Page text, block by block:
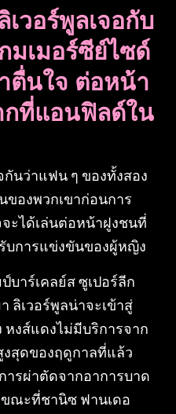
วอร์พูลเจอกับ
มเมอร์ซีย์ไซด์
ตื่นใจ ต่อหน้า
ที่แอนฟิลด์ใน
กันว่าแฟน ๆ ของทั้งสอง
องพวกเขาก่อนการ
ะได้เล่นต่อหน้าฝูงชนที่
บการแข่งขันของผู้หญิง
บาร์เคลย์ส ซูเปอร์ลีก
ลิเวอร์พูลน่าจะเข้าสู่
หงส์แดงไม่มีบริการจาก
สุดของฤดูกาลที่แล้ว
ารผ่าตัดจากอาการบาด
ขณะที่ชานิซ ฟานเดอ